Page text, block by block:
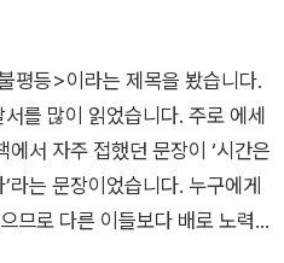
앞서 고용안정을 보장하는 입법
던 조정 과정을 낱낱이 밝히면
수용했던 사회민주주의자와 공
서 강력하게 비판한다. 임금노
으로 보도록 훈육”(91면)되는
를 반대하는 데 앞장서야 했던
며 노동주의를 받아들였다. 자유
평등>이라는 제목을 봤습니다.
를 많이 읽었습니다. 주로 에세
서 자주 접했던 문장이 ‘시간은
라는 문장이었습니다. 누구에게
므로 다른 이들보다 배로 노력